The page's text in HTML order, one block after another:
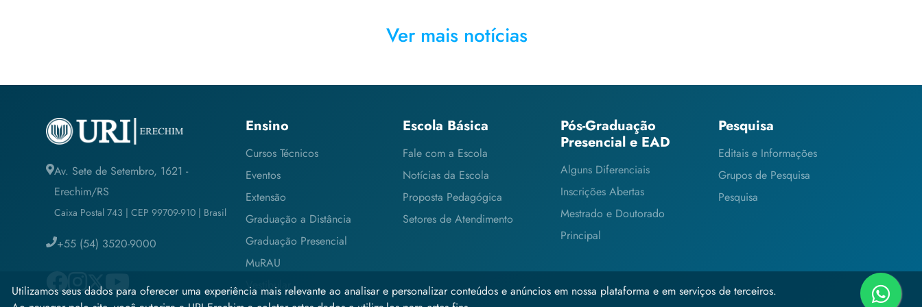
Ver mais notícias
Av. Sete de Setembro, 1621 -
Erechim/RS
Caixa Postal 743 | CEP 99709-910 | Brasil
+55 (54) 3520-9000
Ensino
Cursos Técnicos
Eventos
Extensão
Graduação a Distância
Graduação Presencial
MuRAU
Vestibular
Escola Básica
Fale com a Escola
Notícias da Escola
Proposta Pedagógica
Setores de Atendimento
Pós-Graduação
Presencial e EAD
Alguns Diferenciais
Inscrições Abertas
Mestrado e Doutorado
Principal
Pesquisa
Editais e Informações
Grupos de Pesquisa
Pesquisa
Utilizamos seus dados para oferecer uma experiência mais relevante ao analisar e personalizar conteúdos e anúncios em nossa plataforma e em serviços de terceiros.